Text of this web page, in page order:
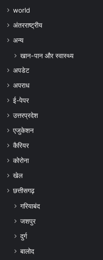
world
अंतरराष्ट्रीय
अन्‍य
खान-पान और स्वास्थ्य
अपडेट
अपराध
ई-पेपर
उत्तरप्रदेश
एजुकेशन
कैरियर
कोरोना
खेल
छत्तीसगढ़
गरियाबंद
जशपुर
दुर्ग
बालोद